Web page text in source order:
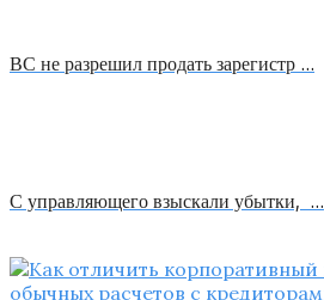
ВС не разрешил продать зарегистр …
С управляющего взыскали убытки, …